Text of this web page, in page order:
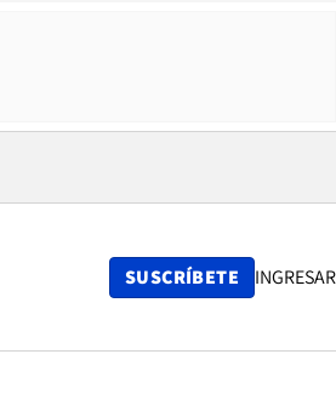
SUSCRÍBETE INGRESAR